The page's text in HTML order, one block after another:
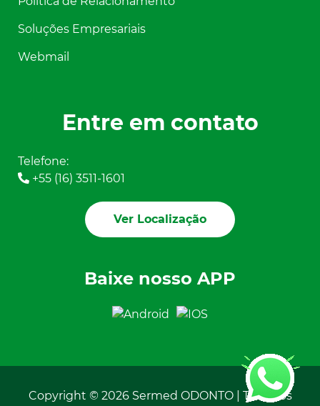
Soluções Empresariais
Webmail
Entre em contato
Telefone:
+55 (16) 3511-1601
Ver Localização
Baixe nosso APP
Copyright © 2026 Sermed ODONTO | Todos os